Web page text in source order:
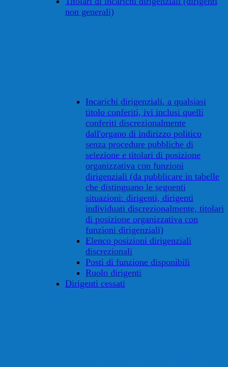
non generali)
Incarichi dirigenziali, a qualsiasi
titolo conferiti, ivi inclusi quelli
conferiti discrezionalmente
dall'organo di indirizzo politico
senza procedure pubbliche di
selezione e titolari di posizione
organizzativa con funzioni
dirigenziali (da pubblicare in tabelle
che distinguano le seguenti
situazioni: dirigenti, dirigenti
individuati discrezionalmente, titolari
di posizione organizzativa con
funzioni dirigenziali)
Elenco posizioni dirigenziali
discrezionali
Posti di funzione disponibili
Ruolo dirigenti
Dirigenti cessati